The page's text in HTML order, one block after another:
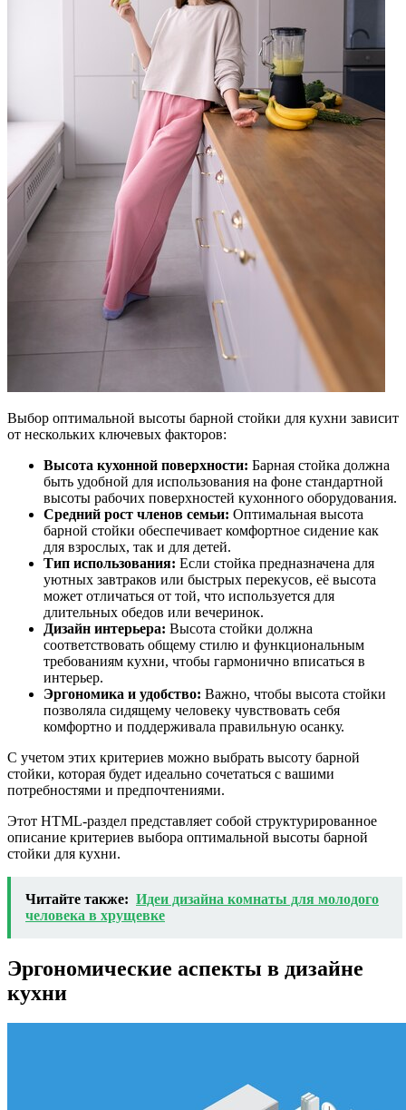
Выбор оптимальной высоты барной стойки для кухни зависит
от нескольких ключевых факторов:
Высота кухонной поверхности: Барная стойка должна
быть удобной для использования на фоне стандартной
высоты рабочих поверхностей кухонного оборудования.
Средний рост членов семьи: Оптимальная высота
барной стойки обеспечивает комфортное сидение как
для взрослых, так и для детей.
Тип использования: Если стойка предназначена для
уютных завтраков или быстрых перекусов, её высота
может отличаться от той, что используется для
длительных обедов или вечеринок.
Дизайн интерьера: Высота стойки должна
соответствовать общему стилю и функциональным
требованиям кухни, чтобы гармонично вписаться в
интерьер.
Эргономика и удобство: Важно, чтобы высота стойки
позволяла сидящему человеку чувствовать себя
комфортно и поддерживала правильную осанку.
С учетом этих критериев можно выбрать высоту барной
стойки, которая будет идеально сочетаться с вашими
потребностями и предпочтениями.
Этот HTML-раздел представляет собой структурированное
описание критериев выбора оптимальной высоты барной
стойки для кухни.
Читайте также: Идеи дизайна комнаты для молодого
человека в хрущевке
Эргономические аспекты в дизайне
кухни